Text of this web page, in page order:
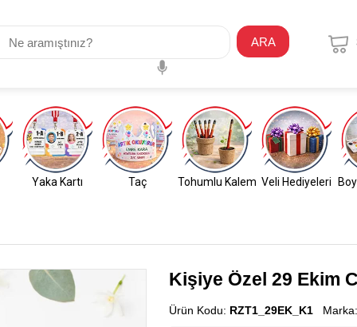
ARA
Yaka Kartı Taç Tohumlu Kalem Veli Hediyeleri
Kişiye Özel 29 Ekim
Ürün Kodu: RZT1_29EK_K1 Marka: